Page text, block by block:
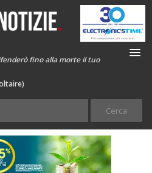
fino alla morte il tuo